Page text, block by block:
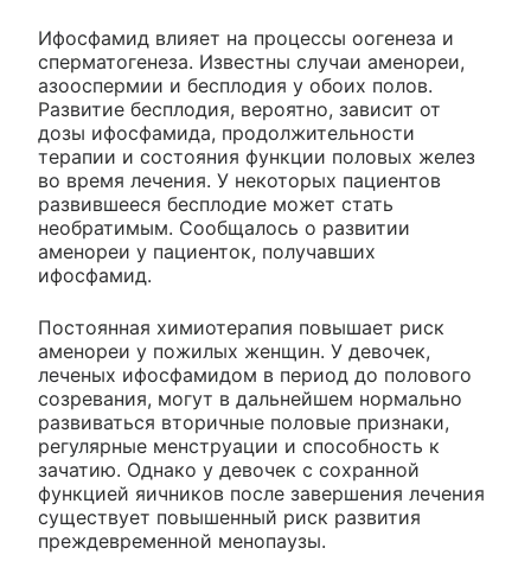
Ифосфамид влияет на процессы оогенеза и
сперматогенеза. Известны случаи аменореи,
азооспермии и бесплодия у обоих полов.
Развитие бесплодия, вероятно, зависит от
дозы ифосфамида, продолжительности
терапии и состояния функции половых желез
во время лечения. У некоторых пациентов
развившееся бесплодие может стать
необратимым. Сообщалось о развитии
аменореи у пациенток, получавших
ифосфамид.
Постоянная химиотерапия повышает риск
аменореи у пожилых женщин. У девочек,
леченых ифосфамидом в период до полового
созревания, могут в дальнейшем нормально
развиваться вторичные половые признаки,
регулярные менструации и способность к
зачатию. Однако у девочек с сохранной
функцией яичников после завершения лечения
существует повышенный риск развития
преждевременной менопаузы.